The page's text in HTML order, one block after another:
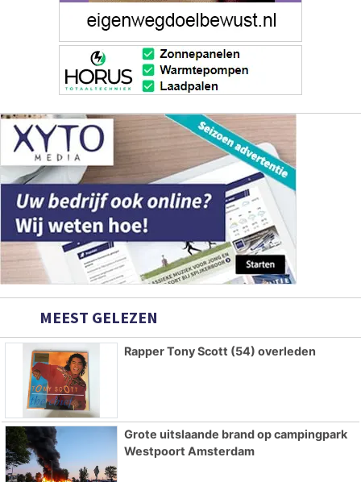
MEEST GELEZEN
Rapper Tony Scott (54) overleden
Grote uitslaande brand op campingpark
Westpoort Amsterdam